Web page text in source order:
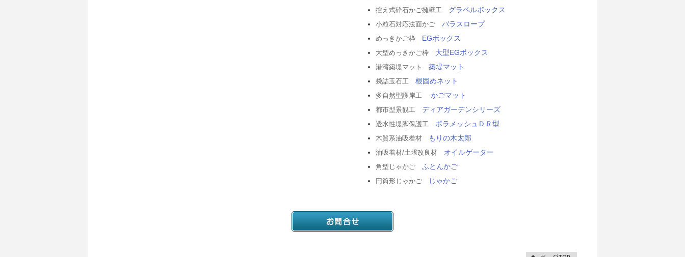
控え式砕石かご擁壁工 グラベルボックス
小粒石対応法面かご バラスロープ
めっきかご枠 EGボックス
大型めっきかご枠 大型EGボックス
港湾築堤マット 築堤マット
袋詰玉石工 根固めネット
多自然型護岸工 かごマット
都市型景観工 ディアガーデンシリーズ
透水性堤脚保護工 ポラメッシュＤＲ型
木質系油吸着材 もりの木太郎
油吸着材/土壌改良材 オイルゲーター
角型じゃかご ふとんかご
円筒形じゃかご じゃかご